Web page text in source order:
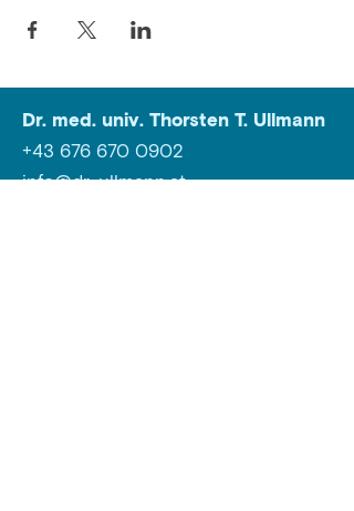
Dr. med. univ. Thorsten T. Ullmann
+43 676 670 0902
info@dr-ullmann.at